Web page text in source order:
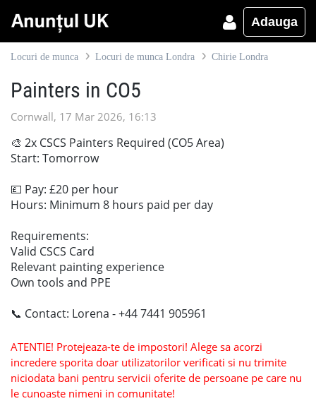
Adauga
Locuri de munca Locuri de munca Londra Chirie Londra
Painters in CO5
Cornwall, 17 Mar 2026, 16:13
🎨 2x CSCS Painters Required (CO5 Area)
Start: Tomorrow
💷 Pay: £20 per hour
Hours: Minimum 8 hours paid per day
Requirements:
Valid CSCS Card
Relevant painting experience
Own tools and PPE
📞 Contact: Lorena - +44 7441 905961
ATENTIE! Protejeaza-te de impostori! Alege sa acorzi
incredere sporita doar utilizatorilor verificati si nu trimite
niciodata bani pentru servicii oferite de persoane pe care nu
le cunoaste nimeni in comunitate!